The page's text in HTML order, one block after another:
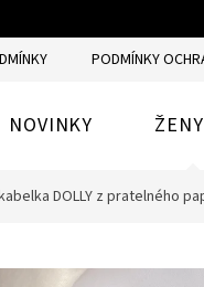
PODMÍNKY
NOVINKY ŽENY
DOLLY z pratelného